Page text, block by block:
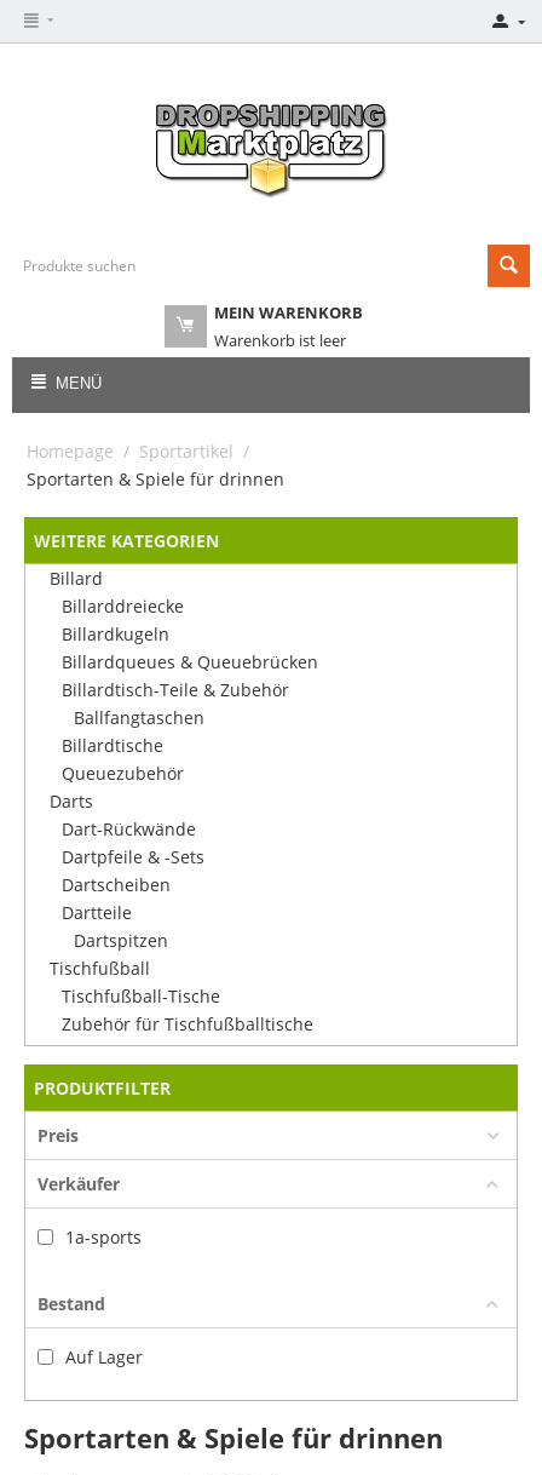
MEIN WARENKORB
Warenkorb ist leer
MENÜ
Homepage / Sportartikel /
Sportarten & Spiele für drinnen
WEITERE KATEGORIEN
Billard
Billarddreiecke
Billardkugeln
Billardqueues & Queuebrücken
Billardtisch-Teile & Zubehör
Ballfangtaschen
Billardtische
Queuezubehör
Darts
Dart-Rückwände
Dartpfeile & -Sets
Dartscheiben
Dartteile
Dartspitzen
Tischfußball
Tischfußball-Tische
Zubehör für Tischfußballtische
PRODUKTFILTER
Preis
Verkäufer
1a-sports
Bestand
Auf Lager
Sportarten & Spiele für drinnen